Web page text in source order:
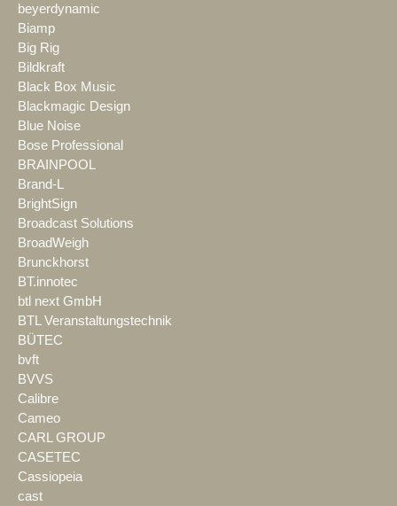
beyerdynamic
Biamp
Big Rig
Bildkraft
Black Box Music
Blackmagic Design
Blue Noise
Bose Professional
BRAINPOOL
Brand-L
BrightSign
Broadcast Solutions
BroadWeigh
Brunckhorst
BT.innotec
btl next GmbH
BTL Veranstaltungstechnik
BÜTEC
bvft
BVVS
Calibre
Cameo
CARL GROUP
CASETEC
Cassiopeia
cast